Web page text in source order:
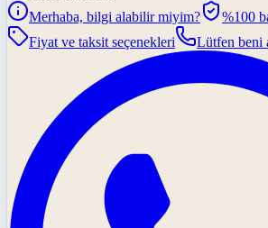
Merhaba, bilgi alabilir miyim?
%100
Fiyat ve taksit seçenekleri
Lütfen beni